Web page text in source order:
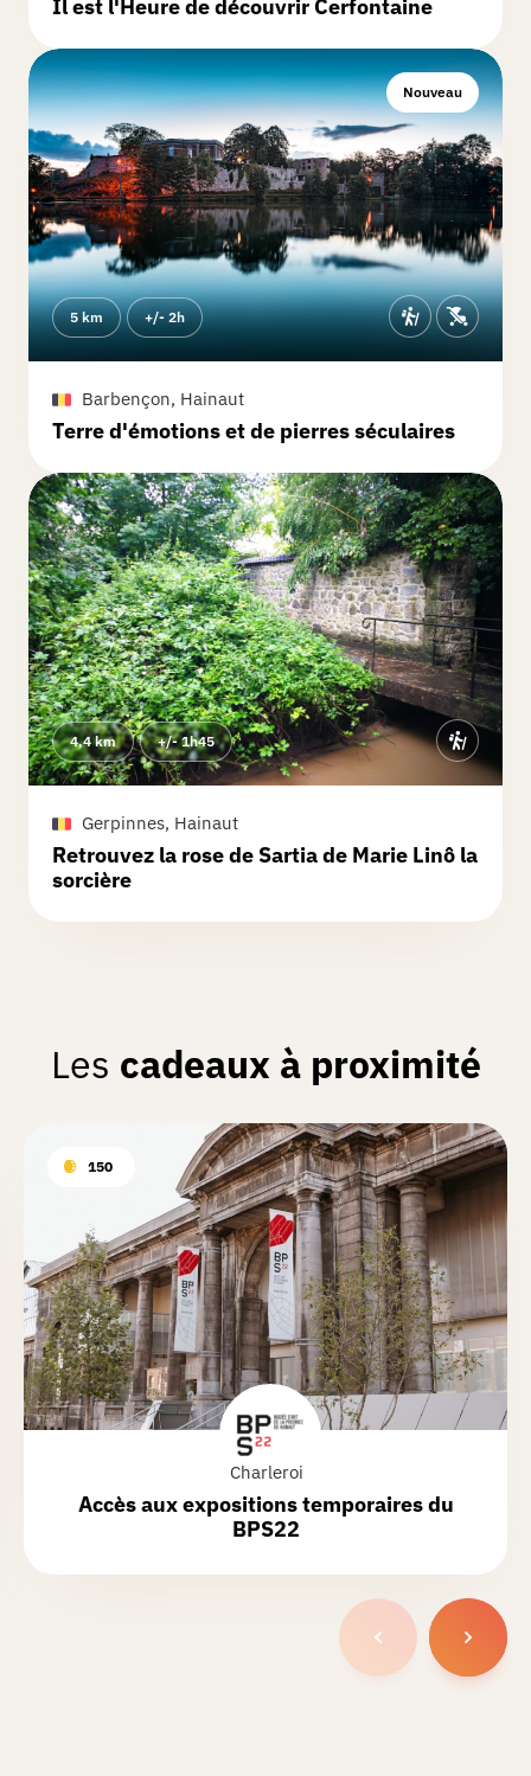
Il est l'Heure de découvrir Cerfontaine
Nouveau
5 km +/- 2h
Barbençon, Hainaut
Terre d'émotions et de pierres séculaires
4,4 km +/- 1h45
Gerpinnes, Hainaut
Retrouvez la rose de Sartia de Marie Linô la
sorcière
Les cadeaux à proximité
150
Charleroi
Accès aux expositions temporaires du
BPS22